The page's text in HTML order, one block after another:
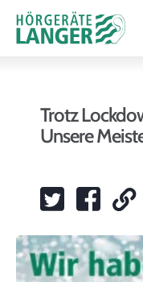
Moderne Hörsysteme
Hörtest
Leistungen & Service
Trotz
Unsere